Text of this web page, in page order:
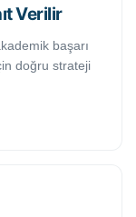
Verilir
başarı
doğru strateji